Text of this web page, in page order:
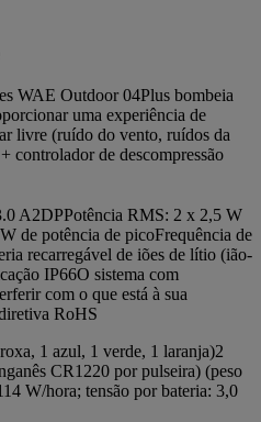
WAE Outdoor 04Plus bombeia
uma experiência de
livre (ruído do vento, ruídos da
controlador de descompressão
A2DPPotência RMS: 2 x 2,5 W
de potência de picoFrequência de
recarregável de iões de lítio (ião-
IP66O sistema com
com o que está à sua
RoHS
1 azul, 1 verde, 1 laranja)2
CR1220 por pulseira) (peso
W/hora; tensão por bateria: 3,0